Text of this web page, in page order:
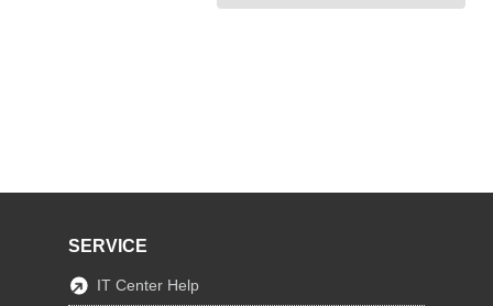
SERVICE
IT Center Help